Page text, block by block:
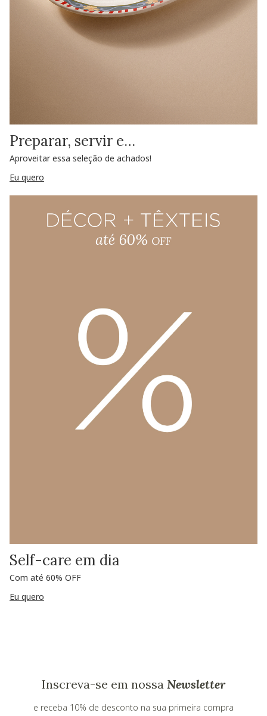
Preparar, servir e…
Aproveitar essa seleção de achados!
Eu quero
Self-care em dia
Com até 60% OFF
Eu quero
Inscreva-se em nossa Newsletter
e receba 10% de desconto na sua primeira compra